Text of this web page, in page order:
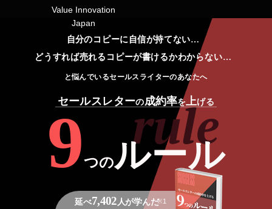
自分のコピーに自信が持てない…
どうすれば売れるコピーが書けるかわからない…
セールスレターの成約率を 上げる
9つのルール
と悩んでいるセールスライターのあなたへ
延べ7,402人が学んだ※1
rule
Value Innovation
Japan